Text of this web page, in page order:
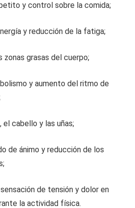
y control sobre la comida;
y reducción de la fatiga;
zonas grasas del cuerpo;
y aumento del ritmo de
el cabello y las uñas;
de ánimo y reducción de los
de tensión y dolor en
la actividad física.